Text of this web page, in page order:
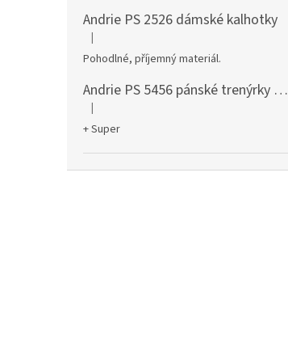
Andrie PS 2526 dámské kalhotky
Hodnocení produktu je 5 z 5 hvězdiček.
|
Pohodlné, příjemný materiál.
Andrie PS 5456 pánské trenýrky černé
Hodnocení produktu je 5 z 5 hvězdiček.
|
+ Super